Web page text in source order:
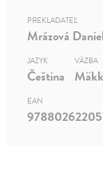
PREKLADATEĽ
Mrázová
JAZYK
Čeština
VÄZBA
EAN